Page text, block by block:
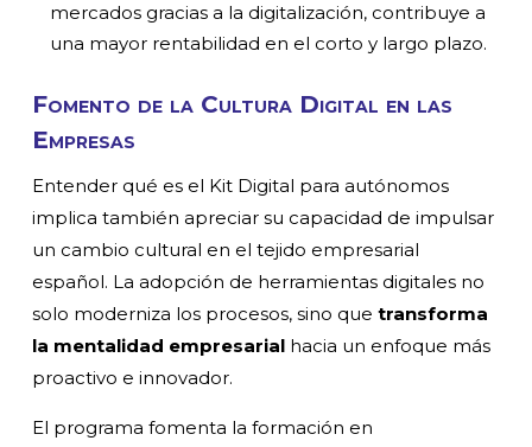
mercados gracias a la digitalización, contribuye a
una mayor rentabilidad en el corto y largo plazo.
Fomento de la Cultura Digital en las
Empresas
Entender qué es el Kit Digital para autónomos
implica también apreciar su capacidad de impulsar
un cambio cultural en el tejido empresarial
español. La adopción de herramientas digitales no
solo moderniza los procesos, sino quetransforma
la mentalidad empresarial hacia un enfoque más
proactivo e innovador.
El programa fomenta la formación en